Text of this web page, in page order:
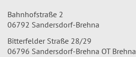
Bahnhofstraße 2
06792 Sandersdorf-Brehna
Bitterfelder Straße 28/29
06796 Sandersdorf-Brehna OT Brehna